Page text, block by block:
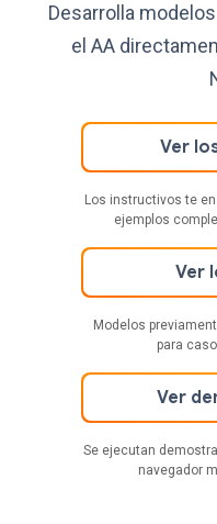
Desarrolla
el AA
Ver
Los instructivos te
ejemplos
Ver
Modelos
para
Ver
Se ejecutan
navegador